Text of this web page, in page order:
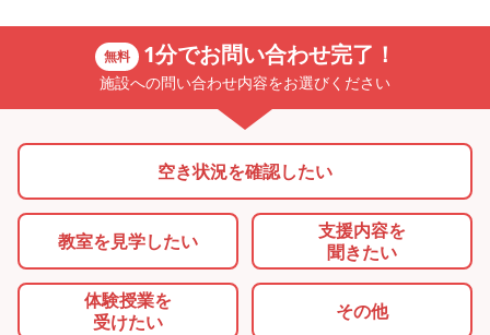
無料 1分でお問い合わせ完了！
施設への問い合わせ内容をお選びください
空き状況を確認したい
教室を見学したい
支援内容を
聞きたい
体験授業を
受けたい
その他